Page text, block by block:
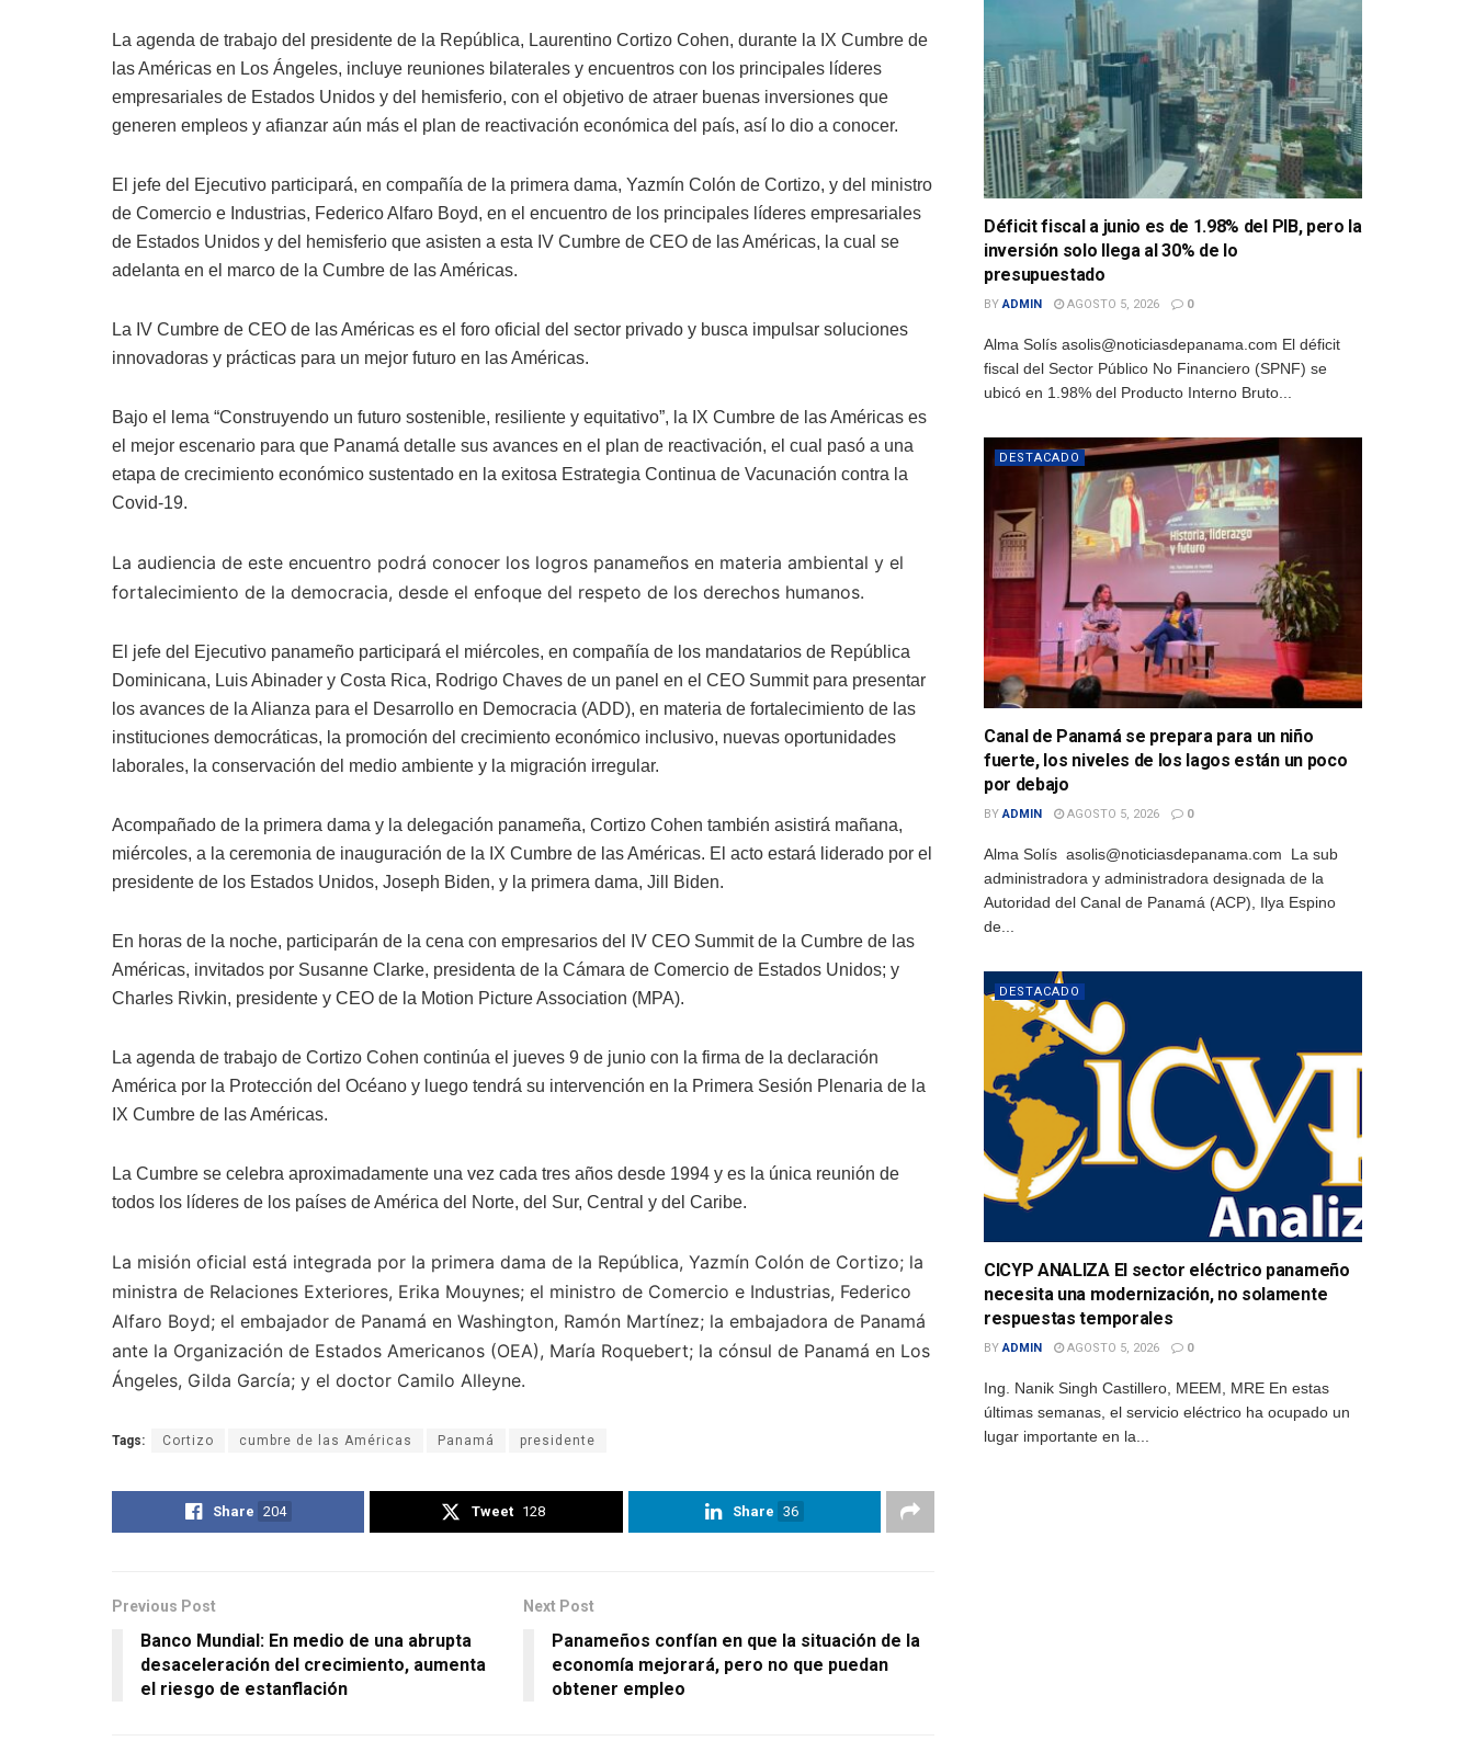
La agenda de trabajo del presidente de la República, Laurentino Cortizo Cohen, durante la IX Cumbre de
las Américas en Los Ángeles, incluye reuniones bilaterales y encuentros con los principales líderes
empresariales de Estados Unidos y del hemisferio, con el objetivo de atraer buenas inversiones que
generen empleos y afianzar aún más el plan de reactivación económica del país, así lo dio a conocer.
El jefe del Ejecutivo participará, en compañía de la primera dama, Yazmín Colón de Cortizo, y del ministro
de Comercio e Industrias, Federico Alfaro Boyd, en el encuentro de los principales líderes empresariales
de Estados Unidos y del hemisferio que asisten a esta IV Cumbre de CEO de las Américas, la cual se
adelanta en el marco de la Cumbre de las Américas.
La IV Cumbre de CEO de las Américas es el foro oficial del sector privado y busca impulsar soluciones
innovadoras y prácticas para un mejor futuro en las Américas.
Bajo el lema “Construyendo un futuro sostenible, resiliente y equitativo”, la IX Cumbre de las Américas es
el mejor escenario para que Panamá detalle sus avances en el plan de reactivación, el cual pasó a una
etapa de crecimiento económico sustentado en la exitosa Estrategia Continua de Vacunación contra la
Covid-19.
La audiencia de este encuentro podrá conocer los logros panameños en materia ambiental y el
fortalecimiento de la democracia, desde el enfoque del respeto de los derechos humanos.
El jefe del Ejecutivo panameño participará el miércoles, en compañía de los mandatarios de República
Dominicana, Luis Abinader y Costa Rica, Rodrigo Chaves de un panel en el CEO Summit para presentar
los avances de la Alianza para el Desarrollo en Democracia (ADD), en materia de fortalecimiento de las
instituciones democráticas, la promoción del crecimiento económico inclusivo, nuevas oportunidades
laborales, la conservación del medio ambiente y la migración irregular.
Acompañado de la primera dama y la delegación panameña, Cortizo Cohen también asistirá mañana,
miércoles, a la ceremonia de inauguración de la IX Cumbre de las Américas. El acto estará liderado por el
presidente de los Estados Unidos, Joseph Biden, y la primera dama, Jill Biden.
En horas de la noche, participarán de la cena con empresarios del IV CEO Summit de la Cumbre de las
Américas, invitados por Susanne Clarke, presidenta de la Cámara de Comercio de Estados Unidos; y
Charles Rivkin, presidente y CEO de la Motion Picture Association (MPA).
La agenda de trabajo de Cortizo Cohen continúa el jueves 9 de junio con la firma de la declaración
América por la Protección del Océano y luego tendrá su intervención en la Primera Sesión Plenaria de la
IX Cumbre de las Américas.
La Cumbre se celebra aproximadamente una vez cada tres años desde 1994 y es la única reunión de
todos los líderes de los países de América del Norte, del Sur, Central y del Caribe.
La misión oficial está integrada por la primera dama de la República, Yazmín Colón de Cortizo; la
ministra de Relaciones Exteriores, Erika Mouynes; el ministro de Comercio e Industrias, Federico
Alfaro Boyd; el embajador de Panamá en Washington, Ramón Martínez; la embajadora de Panamá
ante la Organización de Estados Americanos (OEA), María Roquebert; la cónsul de Panamá en Los
Ángeles, Gilda García; y el doctor Camilo Alleyne.
Tags: Cortizo cumbre de las Américas Panamá presidente
Share 204 Tweet 128 Share 36
Previous Post
Banco Mundial: En medio de una abrupta
desaceleración del crecimiento, aumenta
el riesgo de estanflación
Next Post
Panameños confían en que la situación de la
economía mejorará, pero no que puedan
obtener empleo
Déficit fiscal a junio es de 1.98% del PIB, pero la
inversión solo llega al 30% de lo
presupuestado
BY ADMIN AGOSTO 5, 2026 0
Alma Solís asolis@noticiasdepanama.com El déficit
fiscal del Sector Público No Financiero (SPNF) se
ubicó en 1.98% del Producto Interno Bruto...
DESTACADO
Canal de Panamá se prepara para un niño
fuerte, los niveles de los lagos están un poco
por debajo
BY ADMIN AGOSTO 5, 2026 0
Alma Solís asolis@noticiasdepanama.com La sub
administradora y administradora designada de la
Autoridad del Canal de Panamá (ACP), Ilya Espino
de...
DESTACADO
CICYP ANALIZA El sector eléctrico panameño
necesita una modernización, no solamente
respuestas temporales
BY ADMIN AGOSTO 5, 2026 0
Ing. Nanik Singh Castillero, MEEM, MRE En estas
últimas semanas, el servicio eléctrico ha ocupado un
lugar importante en la...